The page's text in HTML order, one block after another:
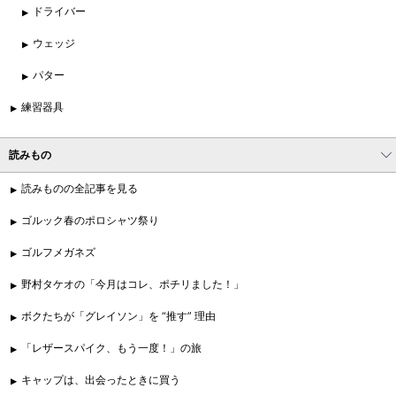
ドライバー
ウェッジ
パター
練習器具
読みもの
読みものの全記事を見る
ゴルック春のポロシャツ祭り
ゴルフメガネズ
野村タケオの「今月はコレ、ポチリました！」
ボクたちが「グレイソン」を “推す” 理由
「レザースパイク、もう一度！」の旅
キャップは、出会ったときに買う